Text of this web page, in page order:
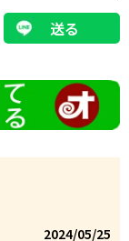
送る
2024/05/25